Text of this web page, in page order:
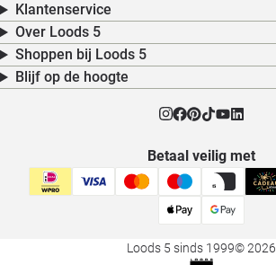
Klantenservice
Over Loods 5
Shoppen bij Loods 5
Blijf op de hoogte
Betaal veilig met
Loods 5 sinds 1999© 2026